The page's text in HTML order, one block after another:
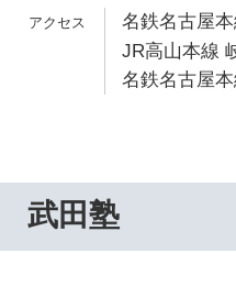
名鉄名古屋
JR高山本線
名鉄名古屋
武田塾